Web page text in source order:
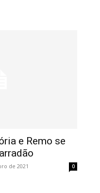
e Remo se
de 2021 0